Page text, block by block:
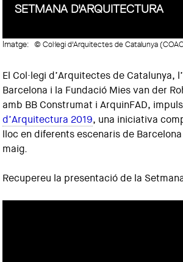
SETMANA D'ARQUITECTURA
Imatge: © Col·legi d'Arquitectes de Catalunya
El Col·legi d’Arquitectes de Catalunya,
Barcelona i la Fundació Mies van der
amb BB Construmat i ArquinFAD,
d’Arquitectura 2019, una iniciativa
lloc en diferents escenaris de
maig.
Recupereu la presentació de la